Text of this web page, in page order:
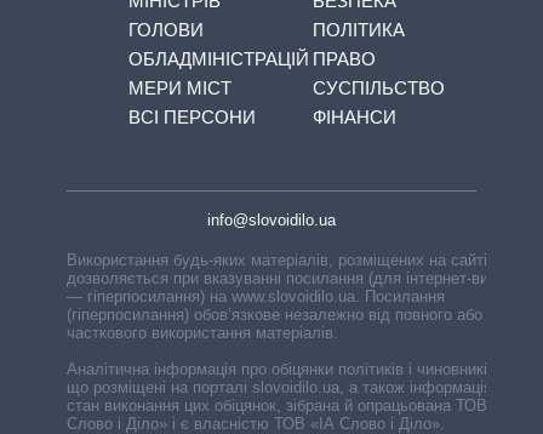
ГОЛОВИ
ОБЛАДМІНІСТРАЦІЙ
МЕРИ МІСТ
ВСІ ПЕРСОНИ
ПОЛІТИКА
ПРАВО
СУСПІЛЬСТВО
ФІНАНСИ
info@slovoidilo.ua
Використання будь-яких матеріалів, розміщених на сайті,
дозволяється при вказуванні посилання (для інтернет-видань
— гіперпосилання) на www.slovoidilo.ua. Посилання
(гіперпосилання) обов’язкове незалежно від повного або
часткового використання матеріалів.
Аналітична інформація про обіцянки політиків і чиновників,
що розміщені на порталі slovoidilo.ua, а також інформація про
стан виконання цих обіцянок, зібрана й опрацьована ТОВ «ІА
Слово і Діло» і є власністю ТОВ «ІА Слово і Діло».